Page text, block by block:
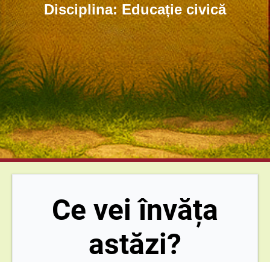
Disciplina: Educație civică
Ce vei învăța
astăzi?